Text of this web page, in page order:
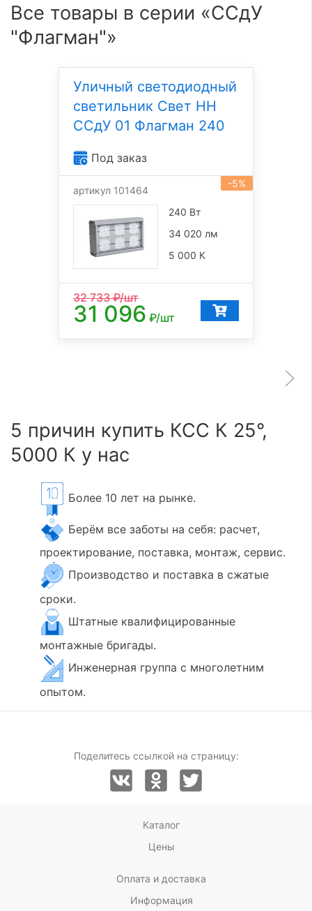
Все товары в серии «ССдУ
"Флагман"»
Уличный светодиодный
светильник Свет НН
ССдУ 01 Флагман 240
Под заказ
-5%
артикул 101464
240 Вт
34 020 лм
5 000 К
32 733₽/шт
31 096 ₽/шт
5 причин купить КСС К 25°,
5000 К у нас
Более 10 лет на рынке.
Берём все заботы на себя: расчет,
проектирование, поставка, монтаж, сервис.
Производство и поставка в сжатые
сроки.
Штатные квалифицированные
монтажные бригады.
Инженерная группа с многолетним
опытом.
Поделитесь ссылкой на страницу:
Каталог
Цены
Оплата и доставка
Информация